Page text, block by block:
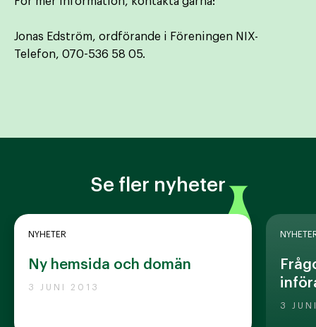
Jonas Edström, ordförande i Föreningen NIX-
Telefon, 070-536 58 05.
Se fler nyheter
NYHETER
Ny hemsida och domän
3 JUNI 2013
3